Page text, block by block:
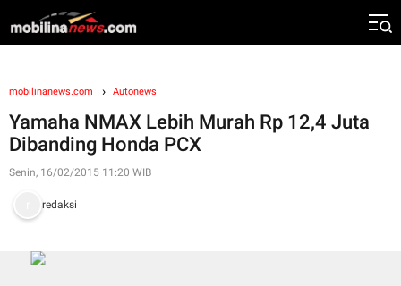
mobilinanews.com Autonews
Yamaha NMAX Lebih Murah Rp 12,4 Juta
Dibanding Honda PCX
Senin, 16/02/2015 11:20 WIB
redaksi